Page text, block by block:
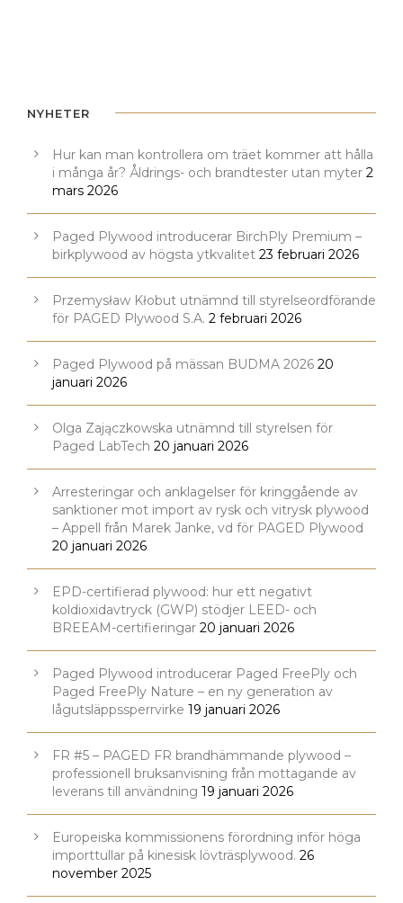
NYHETER
Hur kan man kontrollera om träet kommer att hålla
i många år? Åldrings- och brandtester utan myter 2
mars 2026
Paged Plywood introducerar BirchPly Premium –
birkplywood av högsta ytkvalitet 23 februari 2026
Przemysław Kłobut utnämnd till styrelseordförande
för PAGED Plywood S.A. 2 februari 2026
Paged Plywood på mässan BUDMA 2026 20
januari 2026
Olga Zajączkowska utnämnd till styrelsen för
Paged LabTech 20 januari 2026
Arresteringar och anklagelser för kringgående av
sanktioner mot import av rysk och vitrysk plywood
– Appell från Marek Janke, vd för PAGED Plywood
20 januari 2026
EPD-certifierad plywood: hur ett negativt
koldioxidavtryck (GWP) stödjer LEED- och
BREEAM-certifieringar 20 januari 2026
Paged Plywood introducerar Paged FreePly och
Paged FreePly Nature – en ny generation av
lågutsläppssperrvirke 19 januari 2026
FR #5 – PAGED FR brandhämmande plywood –
professionell bruksanvisning från mottagande av
leverans till användning 19 januari 2026
Europeiska kommissionens förordning inför höga
importtullar på kinesisk lövträsplywood. 26
november 2025